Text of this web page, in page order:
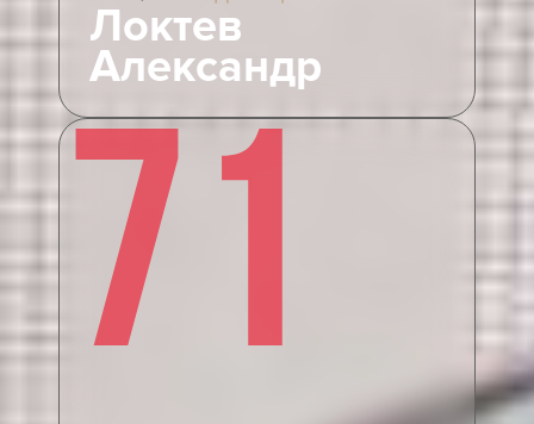
Локтев
Александр
71